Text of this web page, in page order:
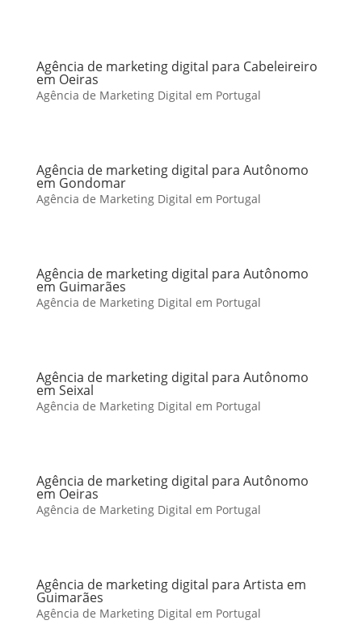
Agência de marketing digital para Cabeleireiro
em Oeiras
Agência de Marketing Digital em Portugal
Agência de marketing digital para Autônomo
em Gondomar
Agência de Marketing Digital em Portugal
Agência de marketing digital para Autônomo
em Guimarães
Agência de Marketing Digital em Portugal
Agência de marketing digital para Autônomo
em Seixal
Agência de Marketing Digital em Portugal
Agência de marketing digital para Autônomo
em Oeiras
Agência de Marketing Digital em Portugal
Agência de marketing digital para Artista em
Guimarães
Agência de Marketing Digital em Portugal